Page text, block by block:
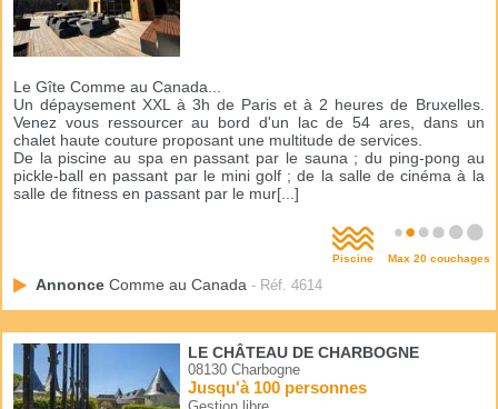
Le Gîte Comme au Canada...
Un dépaysement XXL à 3h de Paris et à 2 heures de Bruxelles.
Venez vous ressourcer au bord d'un lac de 54 ares, dans un
chalet haute couture proposant une multitude de services.
De la piscine au spa en passant par le sauna ; du ping-pong au
pickle-ball en passant par le mini golf ; de la salle de cinéma à la
salle de fitness en passant par le mur[...]
Piscine Max 20 couchages
Annonce Comme au Canada - Réf. 4614
LE CHÂTEAU DE CHARBOGNE
08130 Charbogne
Jusqu'à 100 personnes